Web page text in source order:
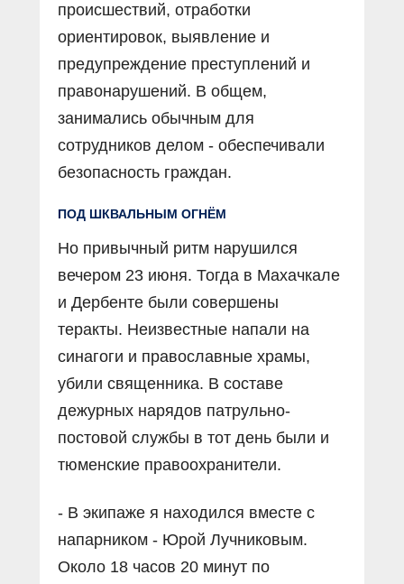
происшествий, отработки
ориентировок, выявление и
предупреждение преступлений и
правонарушений. В общем,
занимались обычным для
сотрудников делом - обеспечивали
безопасность граждан.
ПОД ШКВАЛЬНЫМ ОГНЁМ
Но привычный ритм нарушился
вечером 23 июня. Тогда в Махачкале
и Дербенте были совершены
теракты. Неизвестные напали на
синагоги и православные храмы,
убили священника. В составе
дежурных нарядов патрульно-
постовой службы в тот день были и
тюменские правоохранители.
- В экипаже я находился вместе с
напарником - Юрой Лучниковым.
Около 18 часов 20 минут по